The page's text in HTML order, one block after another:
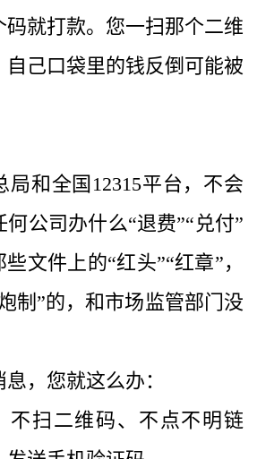
码就打款。您一扫那个二维
己口袋里的钱反倒可能被
局和全国12315平台，不会
公司办什么“退费”“兑付”
文件上的“红头”“红章”，
制”的，和市场监管部门没
，您就这么办：
不扫二维码、不点不明链